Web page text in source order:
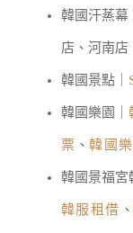
韓國汗蒸幕
店、河南店
韓國景點｜
韓國樂園｜
票 、 韓國
韓國景福宮
韓服租借 、